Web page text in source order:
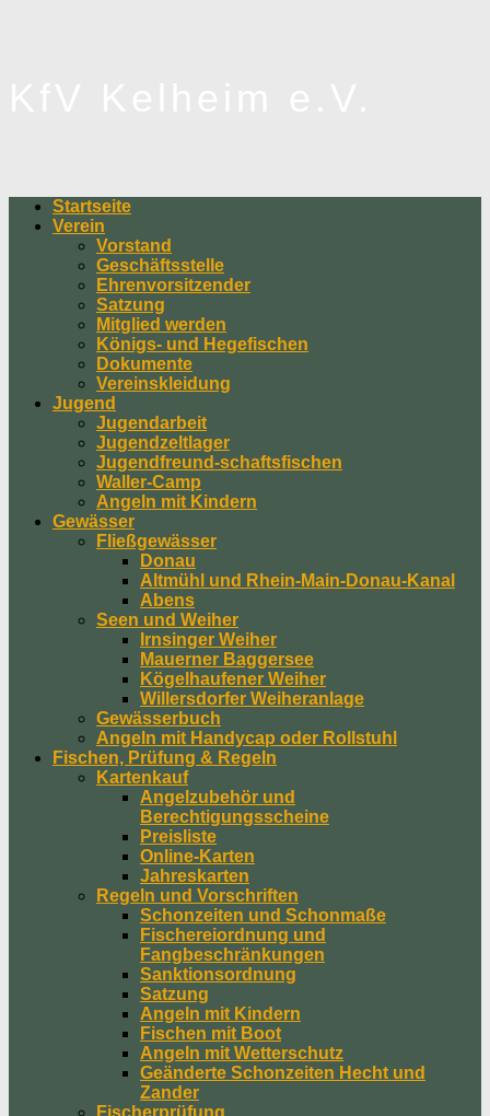
Startseite
Verein
Vorstand
Geschäftsstelle
Ehrenvorsitzender
Satzung
Mitglied werden
Königs- und Hegefischen
Dokumente
Vereinskleidung
Jugend
Jugendarbeit
Jugendzeltlager
Jugendfreund-schaftsfischen
Waller-Camp
Angeln mit Kindern
Gewässer
Fließgewässer
Donau
Altmühl und Rhein-Main-Donau-Kanal
Abens
Seen und Weiher
Irnsinger Weiher
Mauerner Baggersee
Kögelhaufener Weiher
Willersdorfer Weiheranlage
Gewässerbuch
Angeln mit Handycap oder Rollstuhl
Fischen, Prüfung & Regeln
Kartenkauf
Angelzubehör und
Berechtigungsscheine
Preisliste
Online-Karten
Jahreskarten
Regeln und Vorschriften
Schonzeiten und Schonmaße
Fischereiordnung und
Fangbeschränkungen
Sanktionsordnung
Satzung
Angeln mit Kindern
Fischen mit Boot
Angeln mit Wetterschutz
Geänderte Schonzeiten Hecht und
Zander
Fischerprüfung